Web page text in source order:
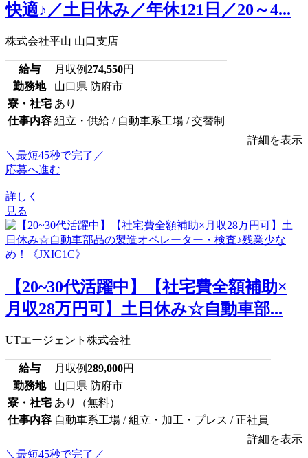
快適♪／土日休み／年休121日／20～4...
株式会社平山 山口支店
給与 月収例274,550円
勤務地
山口県 防府市
寮・社宅 あり
仕事内容 組立・供給 / 自動車系工場 / 交替制
詳細を表示
＼最短45秒で完了／
応募へ進む
詳しく
見る
【20~30代活躍中】【社宅費全額補助×
月収28万円可】土日休み☆自動車部...
UTエージェント株式会社
給与 月収例289,000円
勤務地
山口県 防府市
寮・社宅 あり（無料）
仕事内容 自動車系工場 / 組立・加工・プレス / 正社員
詳細を表示
＼最短45秒で完了／